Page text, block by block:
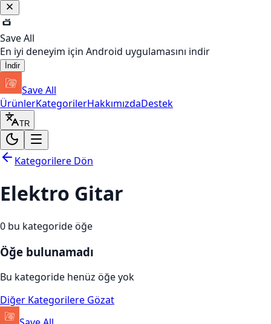
Save All
En iyi deneyim için Android uygulamasını indir
İndir
Save All
ÜrünlerKategorilerHakkımızdaDestek
TR
Kategorilere Dön
Elektro Gitar
0 bu kategoride öğe
Öğe bulunamadı
Bu kategoride henüz öğe yok
Diğer Kategorilere Gözat